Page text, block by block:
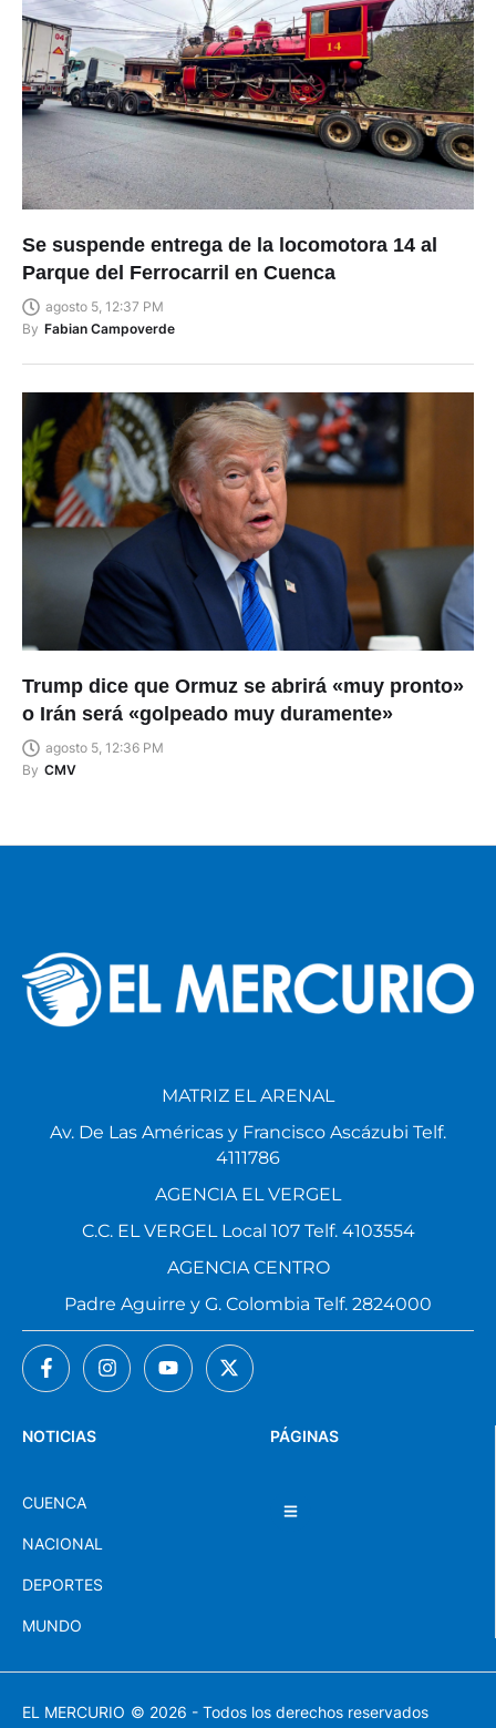
Se suspende entrega de la locomotora 14 al
Parque del Ferrocarril en Cuenca
agosto 5, 12:37 PM
By Fabian Campoverde
Trump dice que Ormuz se abrirá «muy pronto»
o Irán será «golpeado muy duramente»
agosto 5, 12:36 PM
By CMV
PÁGINAS
NOTICIAS
CUENCA
NACIONAL
DEPORTES
MUNDO
MATRIZ EL ARENAL
Av. De Las Américas y Francisco Ascázubi Telf.
4111786
AGENCIA EL VERGEL
C.C. EL VERGEL Local 107 Telf. 4103554
AGENCIA CENTRO
Padre Aguirre y G. Colombia Telf. 2824000
EL MERCURIO © 2026 - Todos los derechos reservados